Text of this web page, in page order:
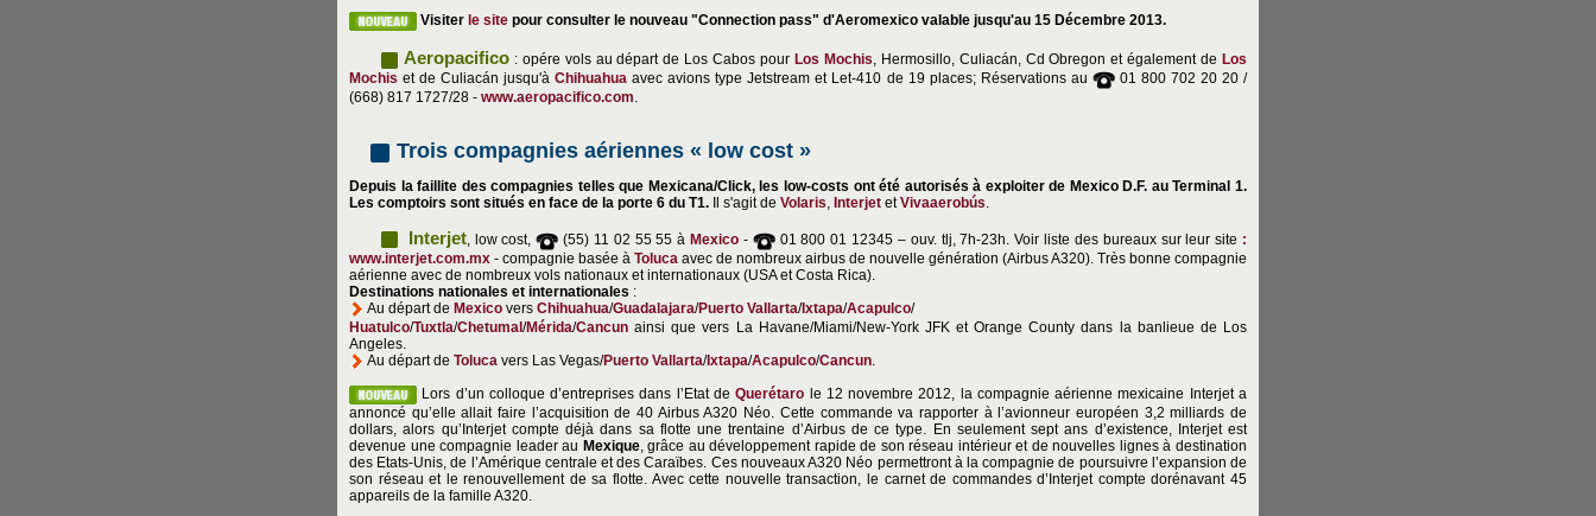
Visiter le site pour consulter le nouveau "Connection pass" d'Aeromexico valable jusqu'au 15 Décembre 2013.
Aeropacifico : opére vols au départ de Los Cabos pour Los Mochis, Hermosillo, Culiacán, Cd Obregon et également de Los
Mochis et de Culiacán jusqu'àChihuahua avec avions type Jetstream et Let-410 de 19 places; Réservations au
01 800 702 20 20 /
(668) 817 1727/28 - www.aeropacifico.com
Trois compagnies aériennes « low cost »
Depuis la faillite des compagnies telles que Mexicana/Click, les low-costs ont été autorisés à exploiter de Mexico D.F. au Terminal 1.
Les comptoirs sont situés en face de la porte 6 du T1. Il s'agit de Volaris, Interjet etVivaaerobús.
Interjet, low cost, (55) 11 02 55 55 à Mexico - 01 800 01 12345 – ouv. tlj, 7h-23h. Voir liste des bureaux sur leur site :
www.interjet.com.mx - compagnie basée à Toluca avec de nombreux airbus de nouvelle génération (Airbus A320). Très bonne compagnie
aérienne avec de nombreux vols nationaux et internationaux (USA et Costa Rica).
Destinations nationales et internationales :
Au départ de Mexico vers Chihuahua/Guadalajara/Puerto Vallarta/Ixtapa/Acapulco/
Huatulco/Tuxtla/Chetumal/Mérida/Cancun ainsi que vers La Havane/Miami/New-York JFK et Orange County dans la banlieue de Los
Angeles.
Au départ de Toluca vers Las Vegas/Puerto Vallarta/Ixtapa/Acapulco/Cancun.
Lors d’un colloque d’entreprises dans l’Etat deQuerétaro le 12 novembre 2012, la compagnie aérienne mexicaine Interjet a
annoncé qu’elle allait faire l’acquisition de 40 Airbus A320 Néo. Cette commande va rapporter à l’avionneur européen 3,2 milliards de
dollars, alors qu’Interjet compte déjà dans sa flotte une trentaine d’Airbus de ce type. En seulement sept ans d’existence, Interjet est
devenue une compagnie leader au Mexique, grâce au développement rapide de son réseau intérieur et de nouvelles lignes à destination
des Etats-Unis, de l’Amérique centrale et des Caraïbes. Ces nouveaux A320 Néo permettront à la compagnie de poursuivre l’expansion de
son réseau et le renouvellement de sa flotte. Avec cette nouvelle transaction, le carnet de commandes d’Interjet compte dorénavant 45
appareils de la famille A320.